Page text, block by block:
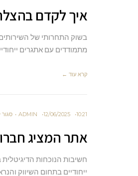
איך לקדם
בשוק התחרותי של
מתמודדים עם אתגרים
קרא עוד ←
ADMIN 12/06/2025 10:21 סגור
אתר המציג
חשיבות הנוכחות
ייחודיים בתחום השיווק